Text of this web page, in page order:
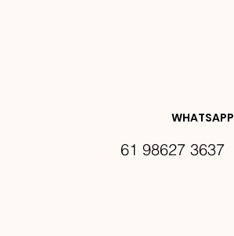
DES E
WHATSAPP
61 98627 3637